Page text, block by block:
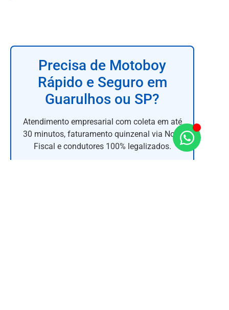
Precisa de Motoboy
Rápido e Seguro em
Guarulhos ou SP?
Atendimento empresarial com coleta em até
30 minutos, faturamento quinzenal via Nota
Fiscal e condutores 100% legalizados.